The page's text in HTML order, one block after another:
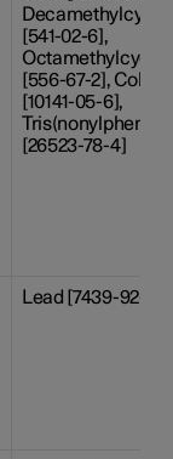
[541-02-6],
[556-67-2],
[10141-05-6],
[26523-78-4]
Lead [7439-92-1]